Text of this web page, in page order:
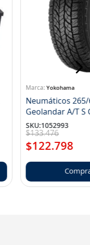
Yokohama
Neumáticos 265/
SKU:1052993
$133.476
$122.798